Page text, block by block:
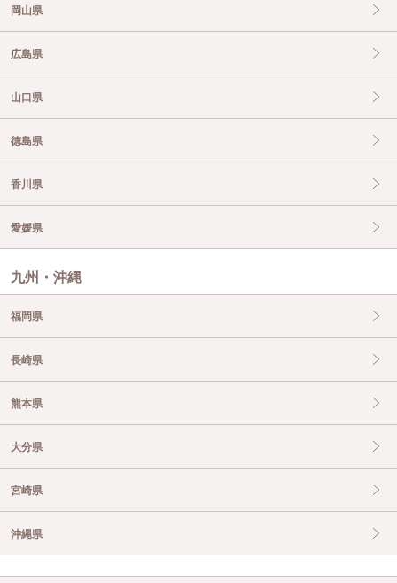
岡山県
広島県
山口県
徳島県
香川県
愛媛県
九州・沖縄
福岡県
長崎県
熊本県
大分県
宮崎県
沖縄県